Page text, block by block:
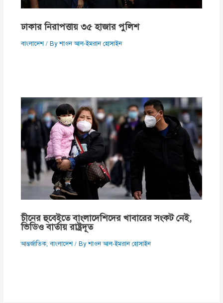
ঢাকার নিরাপত্তায় ৩৫ হাজার পুলিশ
বাংলাদেশ/ Byশাওন আল-ইমরান হোসাইন
চীনের হুবেইতে বাংলাদেশিদের খাবারের সংকট নেই,
ভিডিও বার্তায় রাষ্ট্রদূত
আন্তর্জাতিক,বাংলাদেশ/ Byশাওন আল-ইমরান হোসাইন